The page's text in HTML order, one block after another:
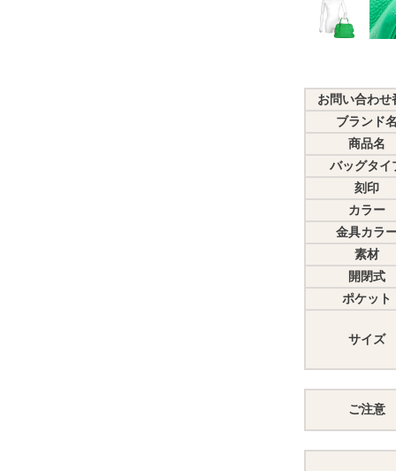
お問い合わせ
ブランド
商品名
バッグタイ
刻印
カラー
金具カラ
素材
開閉式
ポケット
サイズ
ご注意